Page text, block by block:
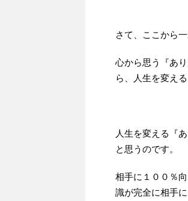
さて、ここから
心から思う『あ
ら、人生を変え
人生を変える『
と思うのです。
相手に１００％
識が完全に相手